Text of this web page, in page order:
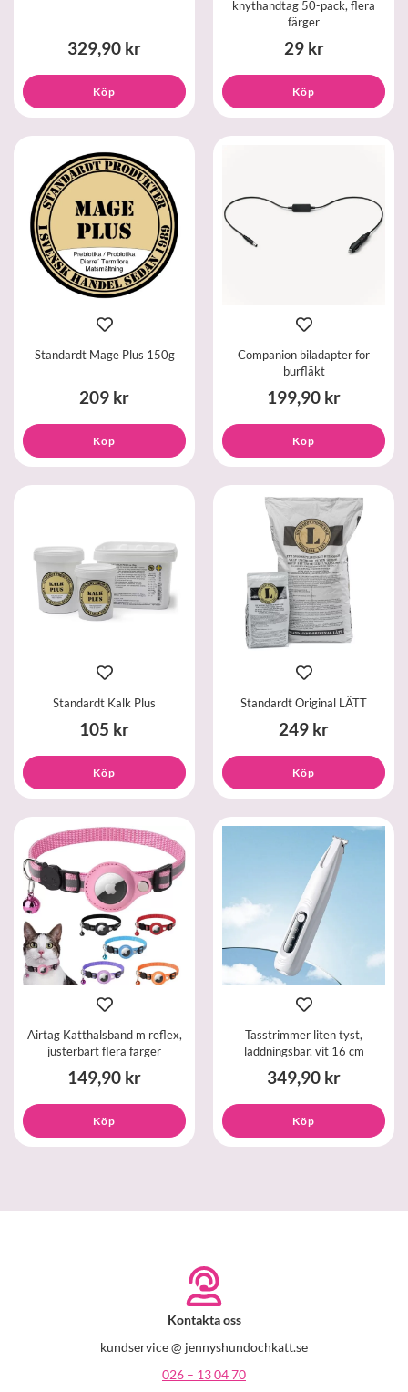
329,90 kr
Köp
knythandtag 50-pack, flera
färger
29 kr
Köp
Standardt Mage Plus 150g
209 kr
Köp
Companion biladapter for
burfläkt
199,90 kr
Köp
Standardt Kalk Plus
105 kr
Köp
Standardt Original LÄTT
249 kr
Köp
Airtag Katthalsband m reflex,
justerbart flera färger
149,90 kr
Köp
Tasstrimmer liten tyst,
laddningsbar, vit 16 cm
349,90 kr
Köp
Kontakta oss
kundservice @ jennyshundochkatt.se
026 – 13 04 70